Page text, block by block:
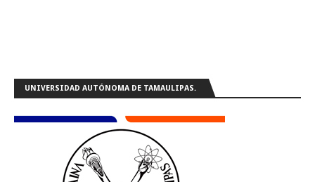
UNIVERSIDAD AUTÓNOMA DE TAMAULIPAS.